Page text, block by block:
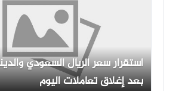
استقرار سعر الريال السعودي
بعد إغلاق تعاملات اليوم